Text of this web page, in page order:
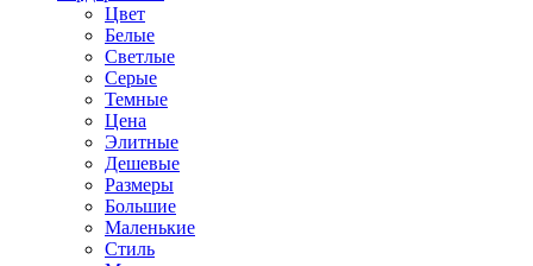
Цвет
Белые
Светлые
Серые
Темные
Цена
Элитные
Дешевые
Размеры
Большие
Маленькие
Стиль